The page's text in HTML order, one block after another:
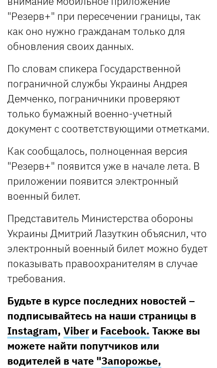
"Резерв+" при пересечении границы, так
как оно нужно гражданам только для
обновления своих данных.
По словам спикера Государственной
пограничной службы Украины Андрея
Демченко, пограничники проверяют
только бумажный военно-учетный
документ с соответствующими отметками.
Как сообщалось, полноценная версия
"Резерв+" появится уже в начале лета. В
приложении появится электронный
военный билет.
Представитель Министерства обороны
Украины Дмитрий Лазуткин объяснил, что
электронный военный билет можно будет
показывать правоохранителям в случае
требования.
Будьте в курсе последних новостей –
подписывайтесь на наши страницы в
Instagram, Viber и Facebook. Также вы
можете найти попутчиков или
водителей в чате "Запорожье,